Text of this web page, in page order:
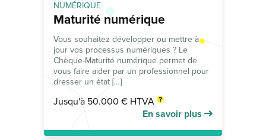
NUMÉRIQUE
Maturité numérique
Vous souhaitez développer ou mettre à
jour vos processus numériques ? Le
Chèque-Maturité numérique permet de
vous faire aider par un professionnel pour
dresser un état […]
Jusqu'à 50.000 € HTVA
En savoir plus